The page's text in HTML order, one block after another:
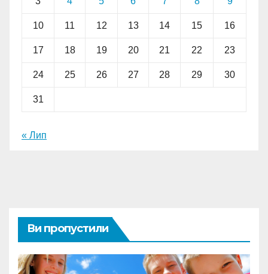
10 11 12 13 14 15 16
17 18 19 20 21 22 23
24 25 26 27 28 29 30
31
« Лип
Ви пропустили